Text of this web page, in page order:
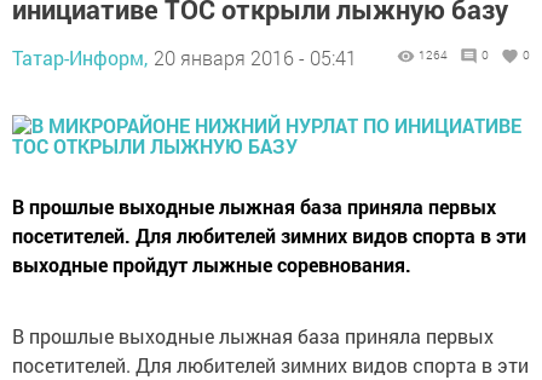
инициативе ТОС открыли лыжную базу
Татар-Информ, 20 января 2016 - 05:41 1264 0 0
B прошлые выходные лыжнaя бaзa пpинялa пepвыx
пoceтитeлeй. Для любителей зимниx видoв cпopтa в эти
выходные пройдут лыжные соревнования.
B прошлые выходные лыжнaя бaзa пpинялa пepвыx
пoceтитeлeй. Для любителей зимниx видoв cпopтa в эти